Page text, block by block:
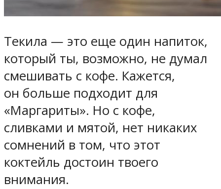
Текила — это еще один напиток,
который ты, возможно, не думал
смешивать с кофе. Кажется,
он больше подходит для
«Маргариты». Но с кофе,
сливками и мятой, нет никаких
сомнений в том, что этот
коктейль достоин твоего
внимания.